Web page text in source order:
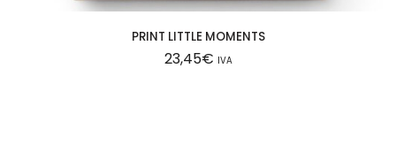
PRINT LITTLE MOMENTS
23,45€ IVA